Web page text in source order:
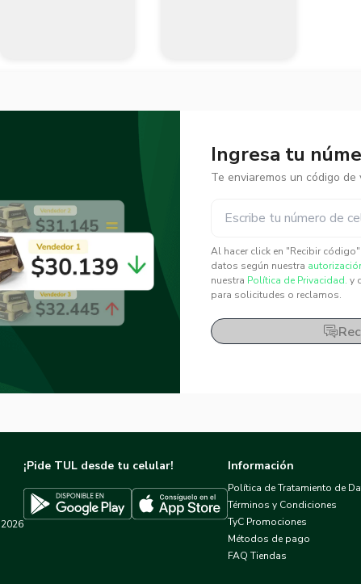
Ingresa tu
Te enviaremos un código de
Al hacer click en "Recibir
datos según nuestra
nuestra Política de Privacidad. y
para solicitudes o reclamos.
2026
¡Pide TUL desde tu celular!
Descargar TUL en Google PlayDescargar TUL en App Store
Información
Política de Tratamiento de
Términos y Condiciones
TyC Promociones
Métodos de pago
FAQ Tiendas